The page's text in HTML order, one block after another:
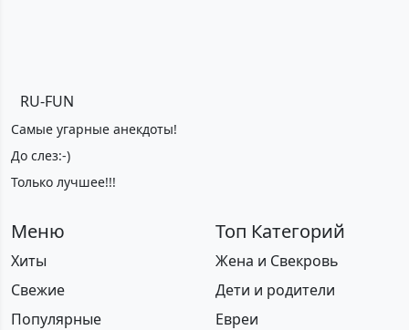
RU-FUN
Самые угарные анекдоты!
До слез:-)
Только лучшее!!!
Меню
Хиты
Свежие
Популярные
Топ Категорий
Жена и Свекровь
Дети и родители
Евреи